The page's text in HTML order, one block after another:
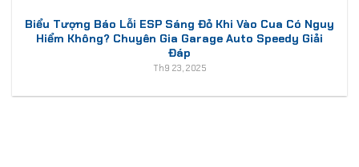
Biểu Tượng Báo Lỗi ESP Sáng Đỏ Khi Vào Cua Có Nguy
Hiểm Không? Chuyên Gia Garage Auto Speedy Giải
Đáp
Th9 23, 2025